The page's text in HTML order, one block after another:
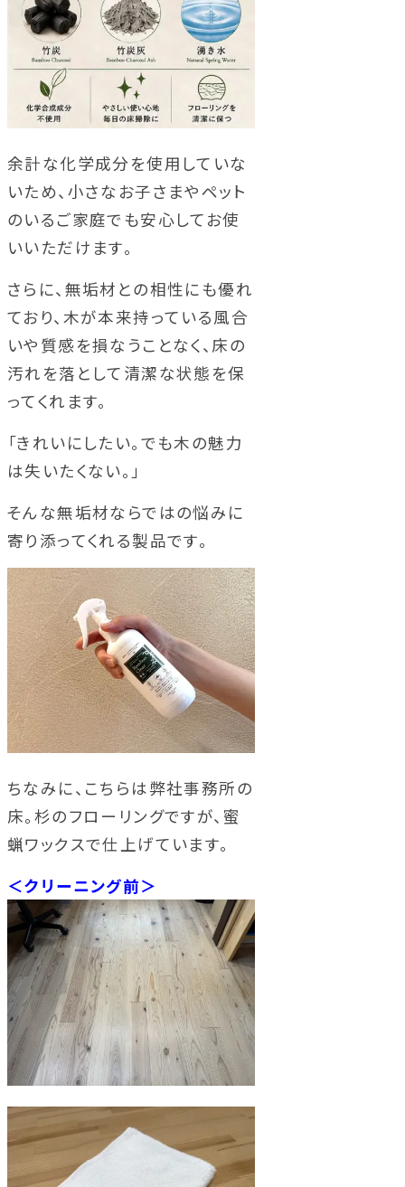
余計な化学成分を使用していな
いため、小さなお子さまやペット
のいるご家庭でも安心してお使
いいただけます。
さらに、無垢材との相性にも優れ
ており、木が本来持っている風合
いや質感を損なうことなく、床の
汚れを落として清潔な状態を保
ってくれます。
「きれいにしたい。でも木の魅力
は失いたくない。」
そんな無垢材ならではの悩みに
寄り添ってくれる製品です。
ちなみに、こちらは弊社事務所の
床。杉のフローリングですが、蜜
蝋ワックスで仕上げています。
＜クリーニング前＞